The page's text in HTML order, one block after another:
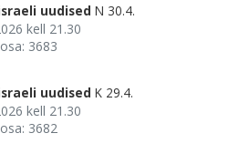
uudised N 30.4.
kell 21.30
3683
uudised K 29.4.
kell 21.30
3682